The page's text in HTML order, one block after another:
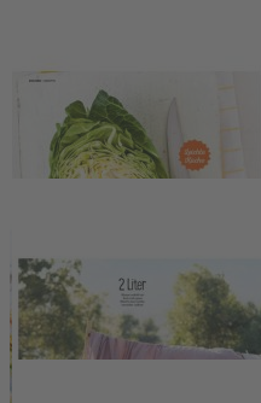
Kontakt
Deutsche Medien-
Hülsebrockstr. 2–8
Telefon: +49 (0) 2501 801-6161
Montag–Freitag 8:00–20:00 Uhr
Samstag 8:00–13:00 Uhr
>>> Zum Kontaktformular